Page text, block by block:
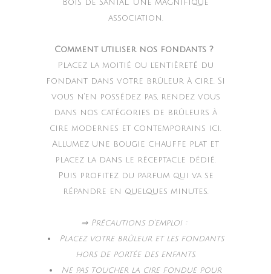
Bois de Santal. Une magnifique
association.
Comment utiliser nos fondants ?
Placez la moitié ou l’entièreté du
fondant dans votre brûleur à cire. Si
vous n’en possédez pas, rendez vous
dans nos catégories de brûleurs à
cire modernes et contemporains ici.
Allumez une bougie chauffe plat et
placez la dans le réceptacle dédié.
Puis profitez du parfum qui va se
répandre en quelques minutes.
⇒ Précautions d’emploi :
Placez votre brûleur et les fondants
hors de portée des enfants.
Ne pas toucher la cire fondue pour